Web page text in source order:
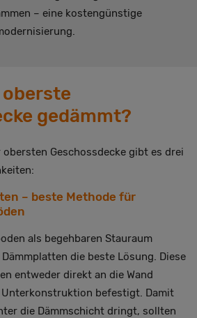
– eine kostengünstige
oberste
gedämmt?
obersten Geschossdecke gibt es drei
– beste Methode für
als begehbaren Stauraum
die beste Lösung. Diese
entweder direkt an die Wand
Unterkonstruktion befestigt. Damit
die Dämmschicht dringt, sollten